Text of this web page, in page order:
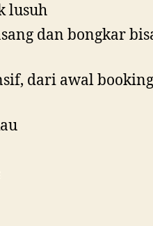
lusuh
dan bongkar
dari awal booking